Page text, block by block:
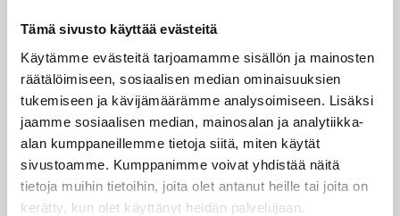
Tämä sivusto käyttää evästeitä
Käytämme evästeitä tarjoamamme sisällön ja mainosten
räätälöimiseen, sosiaalisen median ominaisuuksien
tukemiseen ja kävijämäärämme analysoimiseen. Lisäksi
jaamme sosiaalisen median, mainosalan ja analytiikka-
alan kumppaneillemme tietoja siitä, miten käytät
sivustoamme. Kumppanimme voivat yhdistää näitä
tietoja muihin tietoihin, joita olet antanut heille tai joita on
kerätty, kun olet käyttänyt heidän palvelujaan.